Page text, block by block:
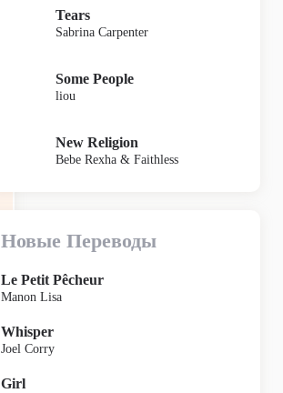
Tears
Sabrina Carpenter
Some People
liou
New Religion
Bebe Rexha & Faithless
Новые Переводы
Le Petit Pêcheur
Manon Lisa
Whisper
Joel Corry
Girl